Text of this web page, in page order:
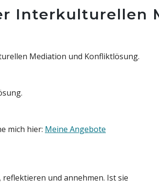
Interkulturellen
Mediation und Konfliktlösung.
mich hier: Meine Angebote
und annehmen. Ist sie